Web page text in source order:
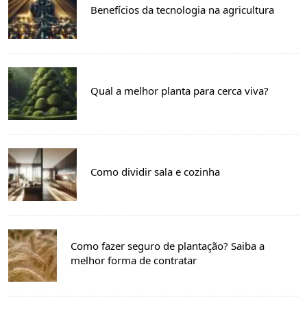
Benefícios da tecnologia na agricultura
Qual a melhor planta para cerca viva?
Como dividir sala e cozinha
Como fazer seguro de plantação? Saiba a
melhor forma de contratar